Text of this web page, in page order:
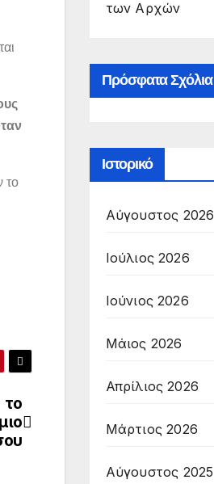
το
των Αρχών
Πρόσφατα Σχόλια
Ιστορικό
Αύγουστος 2026
Ιούλιος 2026
Ιούνιος 2026
Μάιος 2026
Απρίλιος 2026
Μάρτιος 2026
Αύγουστος 2025